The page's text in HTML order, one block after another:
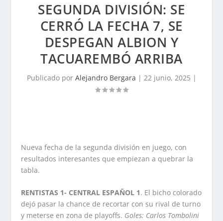
SEGUNDA DIVISIÓN: SE
CERRÓ LA FECHA 7, SE
DESPEGAN ALBION Y
TACUAREMBÓ ARRIBA
Publicado por Alejandro Bergara | 22 junio, 2025 |
Nueva fecha de la segunda división en juego, con
resultados interesantes que empiezan a quebrar la
tabla.
RENTISTAS 1- CENTRAL ESPAÑOL 1. El bicho colorado
dejó pasar la chance de recortar con su rival de turno
y meterse en zona de playoffs. Goles: Carlos Tombolini